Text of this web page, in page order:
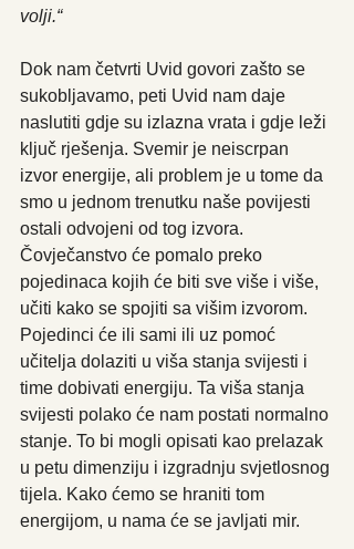
volji.“
Dok nam četvrti Uvid govori zašto se
sukobljavamo, peti Uvid nam daje
naslutiti gdje su izlazna vrata i gdje leži
ključ rješenja. Svemir je neiscrpan
izvor energije, ali problem je u tome da
smo u jednom trenutku naše povijesti
ostali odvojeni od tog izvora.
Čovječanstvo će pomalo preko
pojedinaca kojih će biti sve više i više,
učiti kako se spojiti sa višim izvorom.
Pojedinci će ili sami ili uz pomoć
učitelja dolaziti u viša stanja svijesti i
time dobivati energiju. Ta viša stanja
svijesti polako će nam postati normalno
stanje. To bi mogli opisati kao prelazak
u petu dimenziju i izgradnju svjetlosnog
tijela. Kako ćemo se hraniti tom
energijom, u nama će se javljati mir.